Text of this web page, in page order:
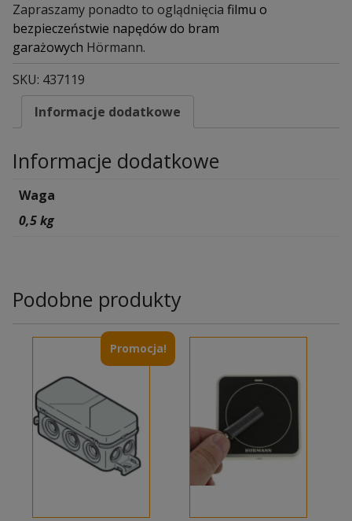
Zapraszamy ponadto to oglądnięcia filmu o
bezpieczeństwie napędów do bram
garażowych Hörmann.
SKU: 437119
Informacje dodatkowe
Informacje dodatkowe
Waga
0,5 kg
Podobne produkty
Promocja!